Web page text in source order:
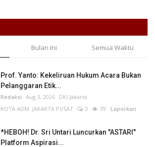
Bulan Ini Semua Waktu
Prof. Yanto: Kekeliruan Hukum Acara Bukan
Pelanggaran Etik...
Redaksi Aug 3, 2026 DKI Jakarta
KOTA ADM. JAKARTA PUSAT
0 39 Laporkan
*HEBOH! Dr. Sri Untari Luncurkan "ASTARI"
Platform Aspirasi...